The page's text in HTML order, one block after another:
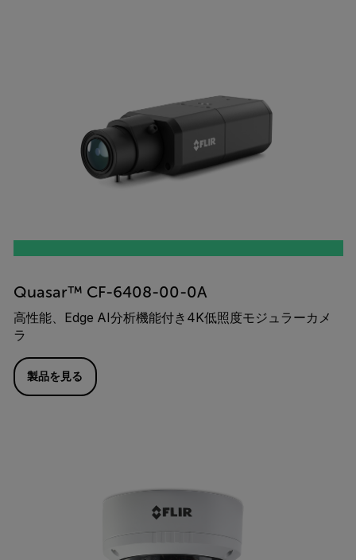
Quasar™ CF-6408-00-0A
高性能、Edge AI分析機能付き4K低照度モジュラーカメ
ラ
製品を見る